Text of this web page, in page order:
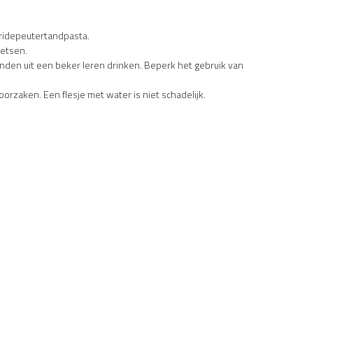
uit een beker leren drinken. Beperk het gebruik van
Een flesje met water is niet schadelijk.